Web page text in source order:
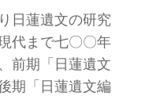
日蓮遺文の研究
代まで七〇〇年
前期「日蓮遺文
期「日蓮遺文編